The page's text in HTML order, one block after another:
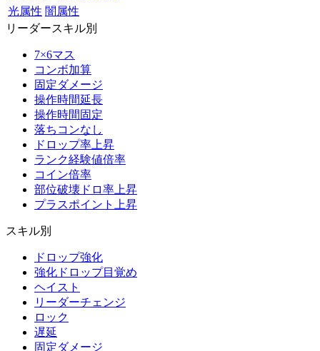
光属性 闇属性
リーダースキル別
7×6マス
コンボ加算
固定ダメージ
操作時間延長
操作時間固定
落ちコンなし
ドロップ率上昇
ランク経験値倍率
コイン倍率
部位破壊ドロ率上昇
プラスポイント上昇
スキル別
ドロップ強化
強化ドロップ目覚め
ヘイスト
リーダーチェンジ
ロック
遅延
固定ダメージ